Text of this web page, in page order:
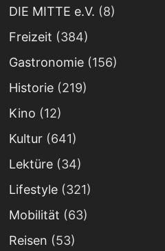
DIE MITTE e.V. (8)
Freizeit (384)
Gastronomie(156)
Historie(219)
Kino (12)
Kultur(641)
Lektüre(34)
Lifestyle(321)
Mobilität (63)
Reisen (53)